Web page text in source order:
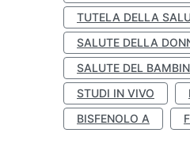
TUTELA DELLA
SALUTE DELLA
SALUTE DEL
STUDI IN VIVO
BISFENOLO A